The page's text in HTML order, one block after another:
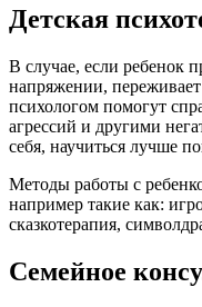
Детская
В случае, если ребенок
напряжении,
психологом помогут
агрессий и другими
себя, научиться лучше
Методы работы с
например такие как:
сказкотерапия,
Семейное